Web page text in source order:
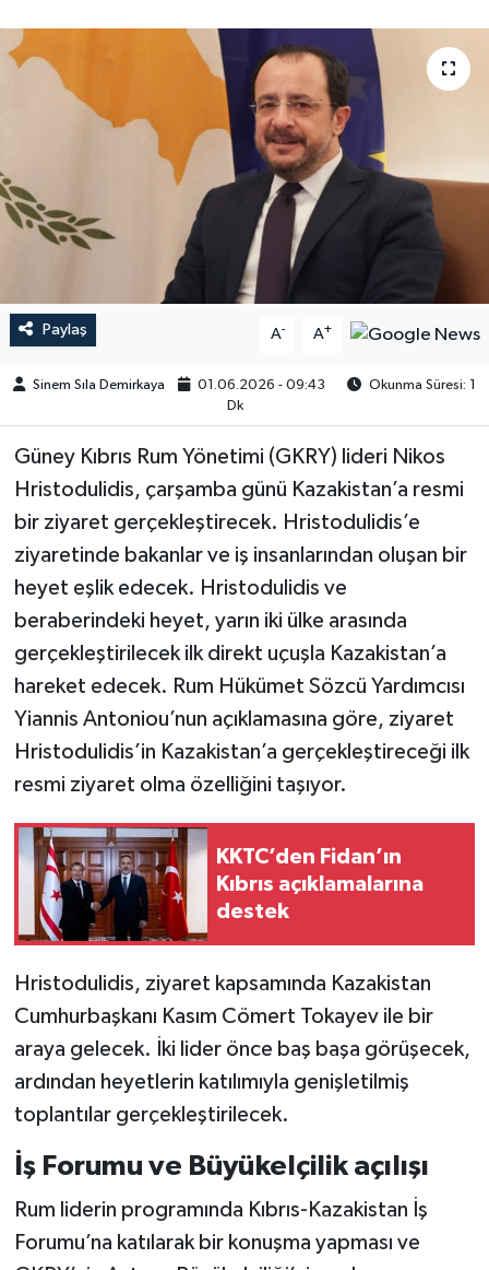
Paylaş A- A+
Sinem Sıla Demirkaya 01.06.2026 - 09:43
Okunma Süresi: 1
Dk
Güney Kıbrıs Rum Yönetimi (GKRY) lideri Nikos
Hristodulidis, çarşamba günü Kazakistan’a resmi
bir ziyaret gerçekleştirecek. Hristodulidis’e
ziyaretinde bakanlar ve iş insanlarından oluşan bir
heyet eşlik edecek. Hristodulidis ve
beraberindeki heyet, yarın iki ülke arasında
gerçekleştirilecek ilk direkt uçuşla Kazakistan’a
hareket edecek. Rum Hükümet Sözcü Yardımcısı
Yiannis Antoniou’nun açıklamasına göre, ziyaret
Hristodulidis’in Kazakistan’a gerçekleştireceği ilk
resmi ziyaret olma özelliğini taşıyor.
KKTC’den Fidan’ın
Kıbrıs açıklamalarına
destek
Hristodulidis, ziyaret kapsamında Kazakistan
Cumhurbaşkanı Kasım Cömert Tokayev ile bir
araya gelecek. İki lider önce baş başa görüşecek,
ardından heyetlerin katılımıyla genişletilmiş
toplantılar gerçekleştirilecek.
İş Forumu ve Büyükelçilik açılışı
Rum liderin programında Kıbrıs-Kazakistan İş
Forumu’na katılarak bir konuşma yapması ve